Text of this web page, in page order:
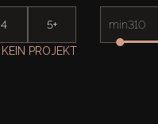
4 5+ min
KEIN PROJEKT